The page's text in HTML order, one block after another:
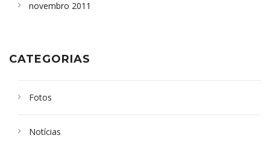
novembro 2011
CATEGORIAS
Fotos
Notícias